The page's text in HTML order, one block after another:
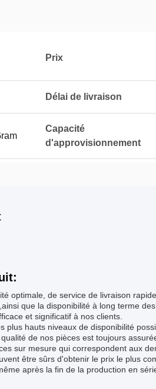
Prix
Délai de livraison
Capacité
d'approvisionnement
optimale, de service de livraison
que la disponibilité à long terme
et significatif à nos clients.
plus hauts niveaux de disponibilité
de nos pièces est toujours
sur mesure qui correspondent aux
être sûrs d'obtenir le prix le plus
après la fin de la production en